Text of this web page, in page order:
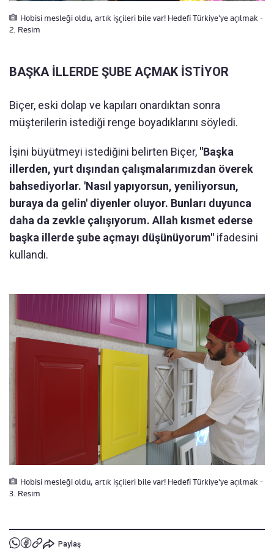
Hobisi mesleği oldu, artık işçileri bile var! Hedefi Türkiye'ye açılmak -
2. Resim
BAŞKA İLLERDE ŞUBE AÇMAK İSTİYOR
Biçer, eski dolap ve kapıları onardıktan sonra
müşterilerin istediği renge boyadıklarını söyledi.
İşini büyütmeyi istediğini belirten Biçer, "Başka
illerden, yurt dışından çalışmalarımızdan överek
bahsediyorlar. 'Nasıl yapıyorsun, yeniliyorsun,
buraya da gelin' diyenler oluyor. Bunları duyunca
daha da zevkle çalışıyorum. Allah kısmet ederse
başka illerde şube açmayı düşünüyorum" ifadesini
kullandı.
Hobisi mesleği oldu, artık işçileri bile var! Hedefi Türkiye'ye açılmak -
3. Resim
Paylaş